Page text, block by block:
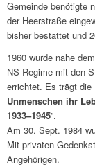
Gemeinde benö­tigte
der Heer­straße
bisher bestat­tet und
1960 wurde nahe
NS-Regime mit den
errich­tet. Es trägt die
Unmen­schen ihr
1933–1945”.
Am 30. Sept. 1984
Mit priva­ten
Ange­hö­ri­gen.